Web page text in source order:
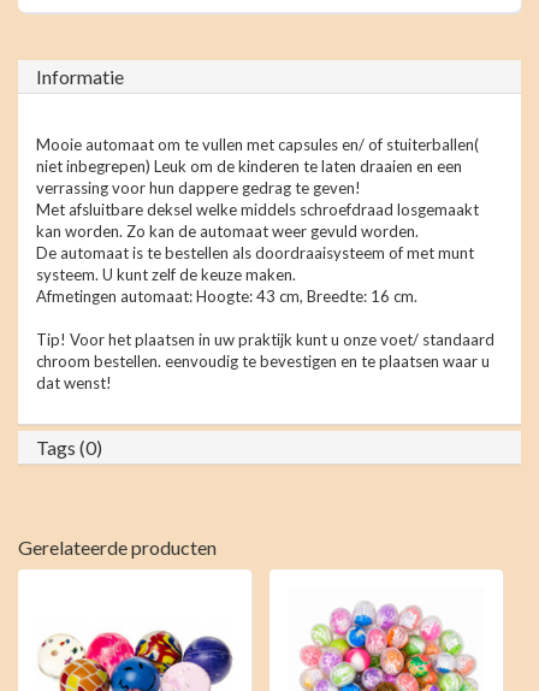
Informatie
Mooie automaat om te vullen met capsules en/ of stuiterballen(
niet inbegrepen) Leuk om de kinderen te laten draaien en een
verrassing voor hun dappere gedrag te geven!
Met afsluitbare deksel welke middels schroefdraad losgemaakt
kan worden. Zo kan de automaat weer gevuld worden.
De automaat is te bestellen als doordraaisysteem of met munt
systeem. U kunt zelf de keuze maken.
Afmetingen automaat: Hoogte: 43 cm, Breedte: 16 cm.
Tip! Voor het plaatsen in uw praktijk kunt u onze voet/ standaard
chroom bestellen. eenvoudig te bevestigen en te plaatsen waar u
dat wenst!
Tags (0)
Gerelateerde producten